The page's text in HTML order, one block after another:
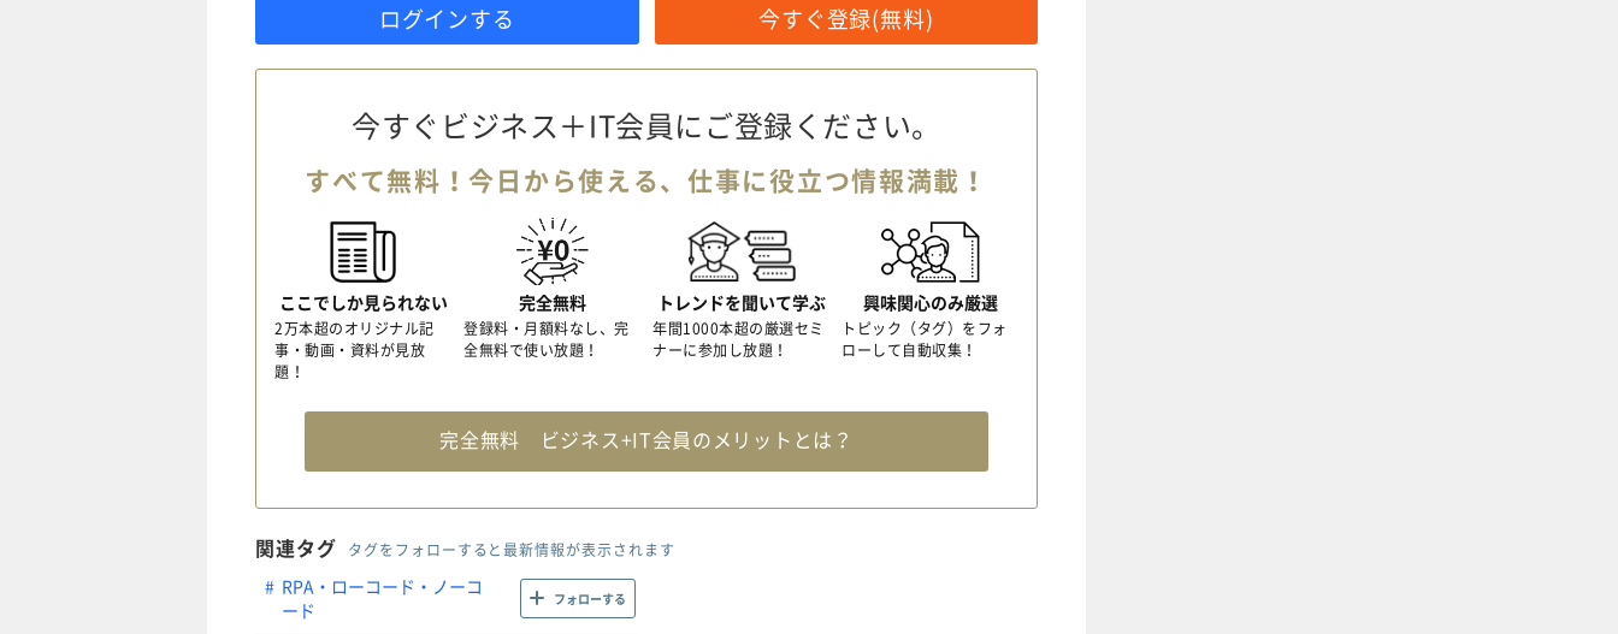
ログインする 今すぐ登録(無料)
今すぐビジネス＋IT会員にご登録ください。
すべて無料！今日から使える、仕事に役立つ情報満載！
ここでしか見られない
2万本超のオリジナル記
事・動画・資料が見放
題！
完全無料
登録料・月額料なし、完
全無料で使い放題！
トレンドを聞いて学ぶ
年間1000本超の厳選セミ
ナーに参加し放題！
興味関心のみ厳選
トピック（タグ）をフォ
ローして自動収集！
完全無料 ビジネス+IT会員のメリットとは？
関連タグ タグをフォローすると最新情報が表示されます
RPA・ローコード・ノーコ
ード
フォローする